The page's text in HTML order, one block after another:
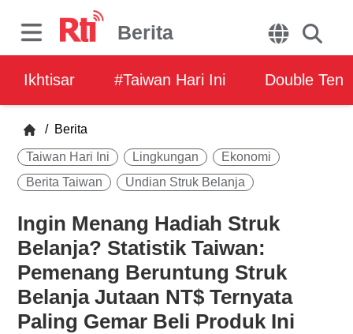
Berita
Ikhtisar #Taiwan Hari Ini Double Ten
/ Berita
Taiwan Hari Ini Lingkungan
Ekonomi
Berita Taiwan
Undian Struk Belanja
Ingin Menang Hadiah Struk
Belanja? Statistik Taiwan:
Pemenang Beruntung Struk
Belanja Jutaan NT$ Ternyata
Paling Gemar Beli Produk Ini